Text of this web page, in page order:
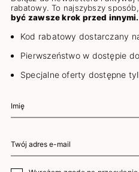
rabatowy. To najszybszy
być zawsze krok przed innymi.
Kod rabatowy dostarczany
Pierwszeństwo w dostępie
Specjalne oferty dostępne